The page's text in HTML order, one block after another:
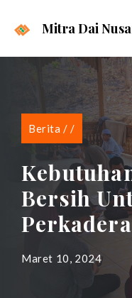
Mitra Dai
Berita //
Bersih
Maret 10, 2024